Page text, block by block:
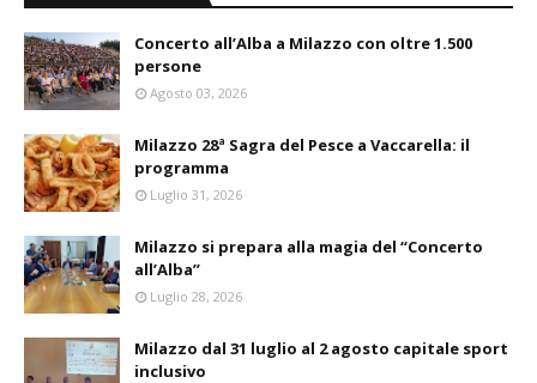
Concerto all’Alba a Milazzo con oltre 1.500
persone
Agosto 03, 2026
Milazzo 28ª Sagra del Pesce a Vaccarella: il
programma
Luglio 31, 2026
Milazzo si prepara alla magia del “Concerto
all’Alba”
Luglio 28, 2026
Milazzo dal 31 luglio al 2 agosto capitale sport
inclusivo